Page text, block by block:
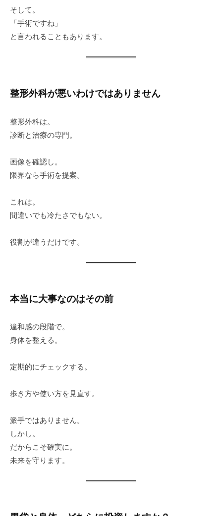
そして。
「手術ですね」
と言われることもあります。
整形外科が悪いわけではありません
整形外科は。
診断と治療の専門。
画像を確認し。
限界なら手術を提案。
これは。
間違いでも冷たさでもない。
役割が違うだけです。
本当に大事なのはその前
違和感の段階で。
身体を整える。
定期的にチェックする。
歩き方や使い方を見直す。
派手ではありません。
しかし。
だからこそ確実に。
未来を守ります。